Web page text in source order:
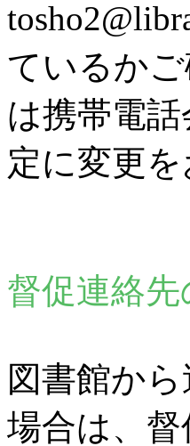
ているか
は携帯電
定に変更
督促連絡
図書館か
場合は、